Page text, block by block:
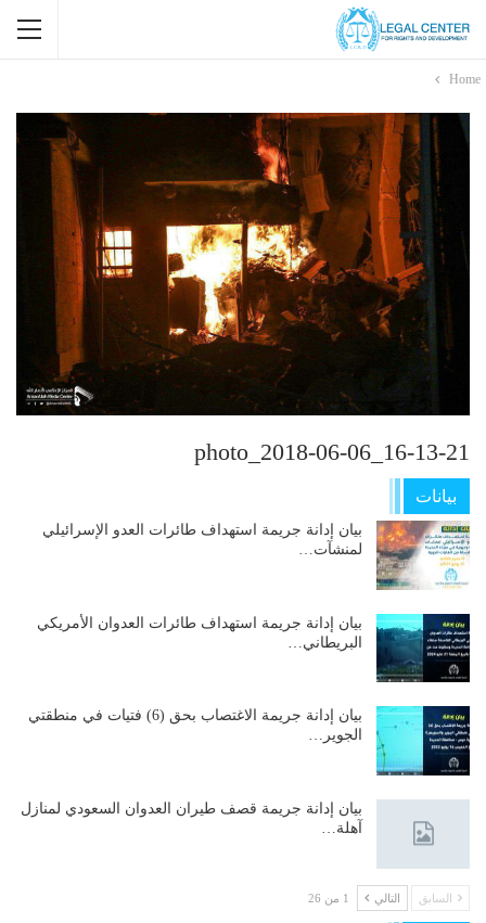
Home
photo_2018-06-06_16-13-21
بيانات
بيان إدانة جريمة استهداف طائرات العدو الإسرائيلي
لمنشآت…
بيان إدانة جريمة استهداف طائرات العدوان الأمريكي
البريطاني…
بيان إدانة جريمة الاغتصاب بحق (6) فتيات في منطقتي
الجوير…
بيان إدانة جريمة قصف طيران العدوان السعودي لمنازل
آهلة…
السابق التالي 1 من 26